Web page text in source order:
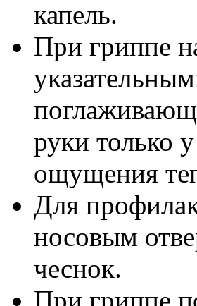
капель.
При гриппе
руки только
ощущения
Для
носовым
чеснок.
При гриппе